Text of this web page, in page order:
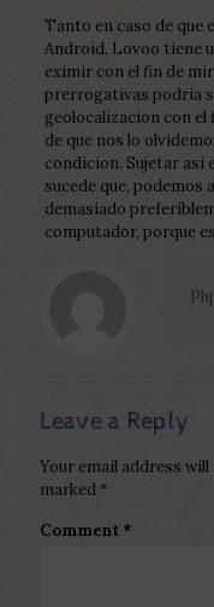
Tanto en caso de que
Android, Lovoo tiene
eximir con el fin de
prerrogativas podri­a
geolocalizacion con el
de que nos lo
condicion. Sujetar asi
sucede que, podemos
demasiado
computador, porque
Leave a Reply
Your email address
marked *
Comment *